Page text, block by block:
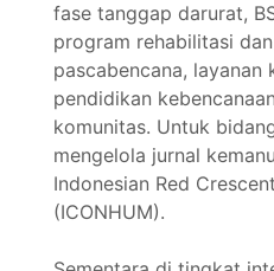
fase tanggap darurat,
program rehabilitasi
pascabencana, layanan
pendidikan
komunitas. Untuk
mengelola jurnal
Indonesian Red
(ICONHUM).